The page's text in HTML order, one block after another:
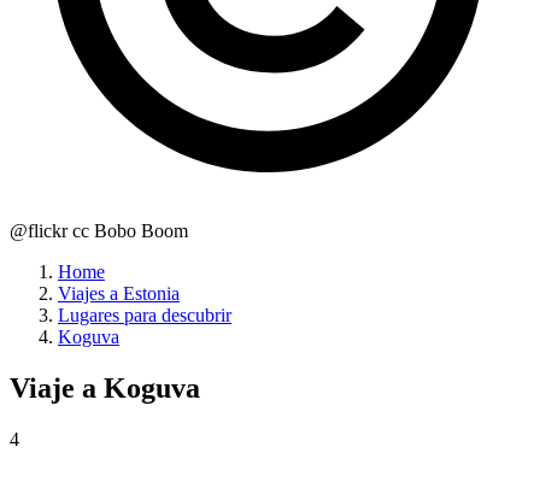
@flickr cc Bobo Boom
Home
Viajes a Estonia
Lugares para descubrir
Koguva
Viaje a Koguva
4